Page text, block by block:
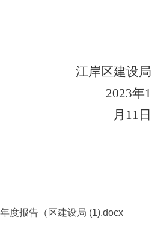
江岸区建设局
年1
月11日
度报告（区建设局 (1).docx